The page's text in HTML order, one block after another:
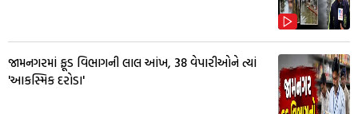
જામનગરમાં ફૂડ વિભાગની લાલ આંખ, 38 વેપારીઓને ત્યાં
'આકસ્મિક દરોડા'